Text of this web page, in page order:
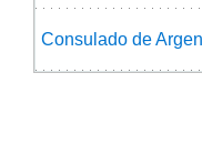
Consulado de